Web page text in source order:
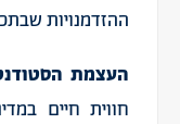
ההזדמנויות
העצמת
חווית חיים